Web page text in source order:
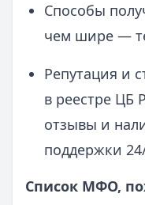
Способы
чем шире —
Репутация и
в реестре ЦБ
отзывы и
поддержки
Список МФО,